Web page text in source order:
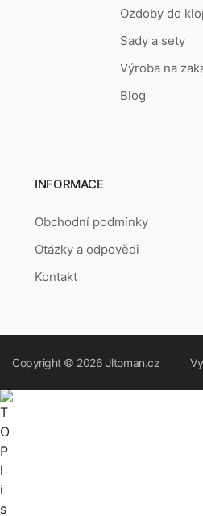
Ozdoby do
Sady a sety
Výroba na
Blog
INFORMACE
Obchodní podmínky
Otázky a odpovědi
Kontakt
Copyright © 2026 Jltoman.cz